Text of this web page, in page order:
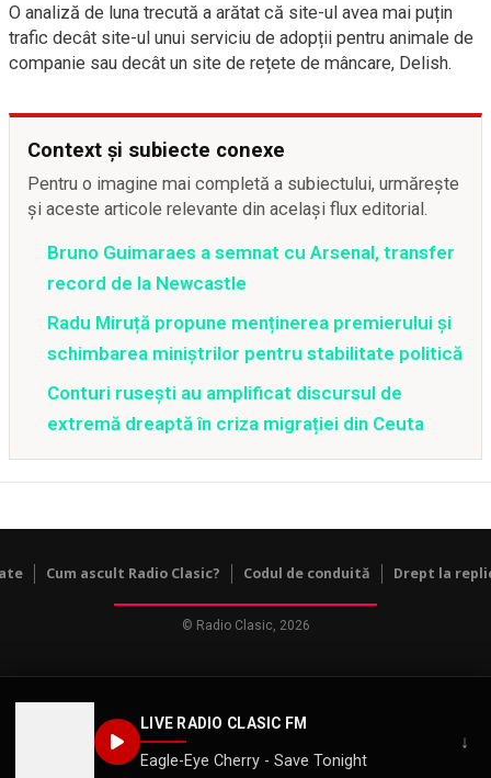
LIVE RADIO CLASIC FM
Eagle-Eye Cherry - Save Tonight
↓
O analiză de luna trecută a arătat că site-ul avea mai puțin
trafic decât site-ul unui serviciu de adopții pentru animale de
companie sau decât un site de rețete de mâncare, Delish.
Context și subiecte conexe
Pentru o imagine mai completă a subiectului, urmărește
și aceste articole relevante din același flux editorial.
Bruno Guimaraes a semnat cu Arsenal, transfer
record de la Newcastle
Radu Miruță propune menținerea premierului și
schimbarea miniștrilor pentru stabilitate politică
Conturi rusești au amplificat discursul de
extremă dreaptă în criza migrației din Ceuta
Cum ascult Radio Clasic? Codul de conduită Drept la
© Radio Clasic, 2026